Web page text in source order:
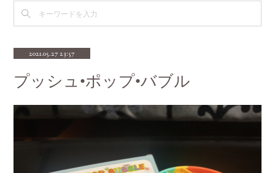
2021.05.27 23:57
プッシュ•ポップ•バブル